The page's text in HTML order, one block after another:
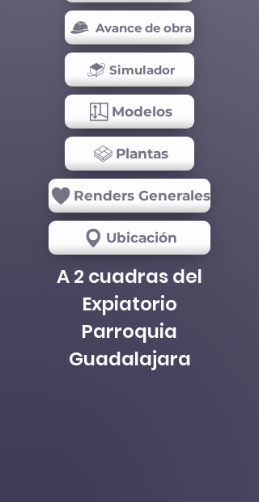
Avance de obra
Simulador
Modelos
Plantas
Renders Generales
Ubicación
A 2 cuadras del
Expiatorio
Parroquia
Guadalajara